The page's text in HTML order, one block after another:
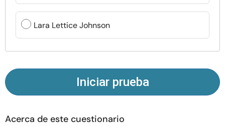
Idioma
Sobre nosotros Contáctanos Escríbenos
Publicidad con
© Copyright 2026. Todos los derechos reservados.
Lara Lettice Johnson
Iniciar prueba
Acerca de este cuestionario